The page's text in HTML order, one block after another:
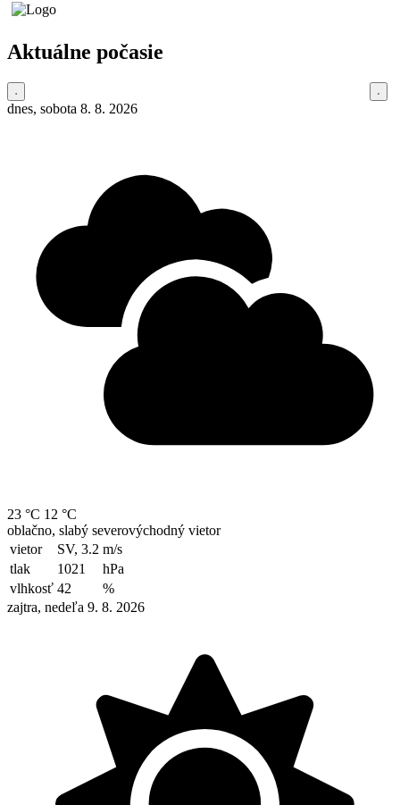
Aktuálne počasie
dnes, sobota 8. 8. 2026
23 °C 12 °C
oblačno, slabý severovýchodný vietor
vietor
SV, 3.2 m/s
tlak
1021
hPa
vlhkosť 42
%
zajtra, nedeľa 9. 8. 2026